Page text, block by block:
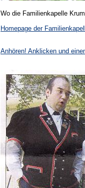
Wo die Familienkapelle
Homepage der
Anhören! Anklicken und